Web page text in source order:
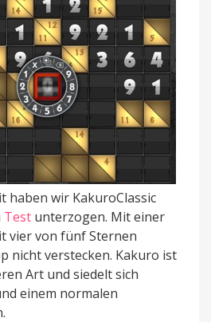
haben wir KakuroClassic
Test unterzogen. Mit einer
vier von fünf Sternen
nicht verstecken. Kakuro ist
Art und siedelt sich
einem normalen